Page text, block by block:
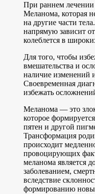
При раннем
Меланома, которая
на другие части
напрямую зависит
колеблется в
Для того, чтобы
вмешательства и
наличие изменений
Своевременная
избежать
Меланома — это
которое
пятен и другой
Трансформация
происходит
провоцирующих
меланома является
заболеванием,
вследствие
формированию